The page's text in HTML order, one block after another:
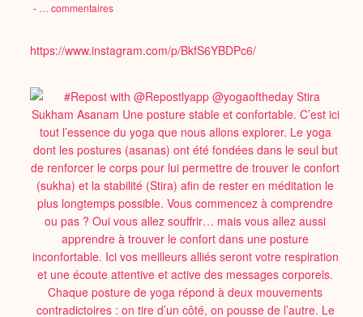
- … commentaires
https://www.instagram.com/p/BkfS6YBDPc6/